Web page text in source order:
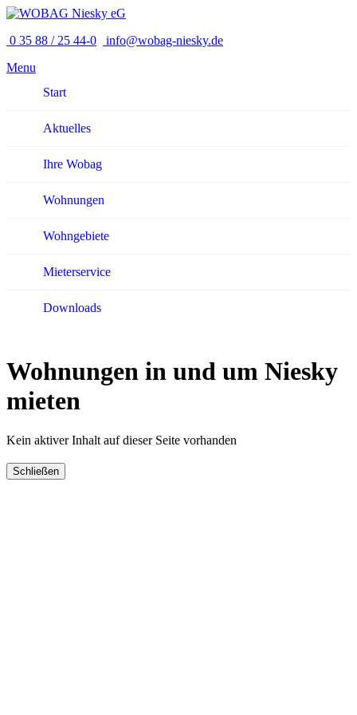
0 35 88 / 25 44-0
info@wobag-niesky.de
Menu
Start
Aktuelles
Ihre Wobag
Wohnungen
Wohngebiete
Mieterservice
Downloads
Wohnungen in und um Niesky
mieten
Kein aktiver Inhalt auf dieser Seite vorhanden